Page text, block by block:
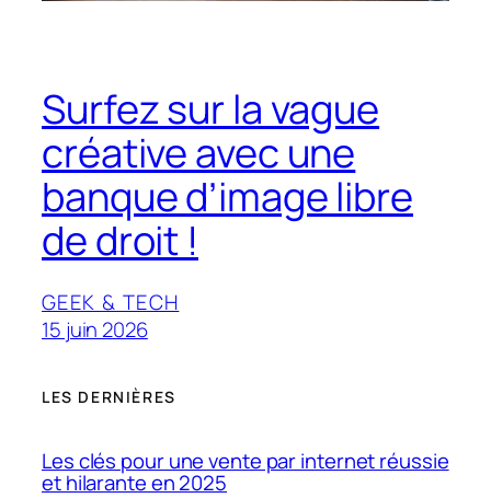
Surfez sur la vague
créative avec une
banque d’image libre
de droit !
GEEK & TECH
15 juin 2026
LES DERNIÈRES
Les clés pour une vente par internet réussie
et hilarante en 2025